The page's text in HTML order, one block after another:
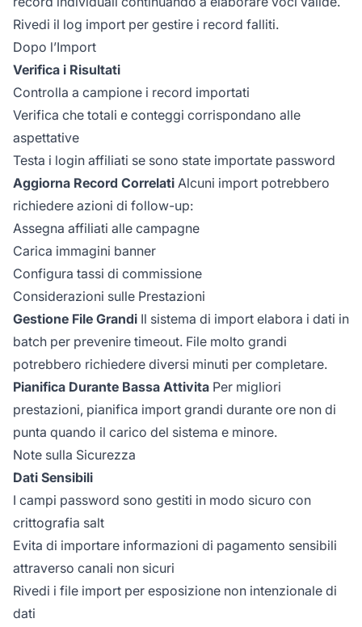
Rivedi il log import per gestire i record falliti.
Dopo l’Import
Verifica i Risultati
Controlla a campione i record importati
Verifica che totali e conteggi corrispondano alle
aspettative
Testa i login affiliati se sono state importate password
Aggiorna Record Correlati Alcuni import potrebbero
richiedere azioni di follow-up:
Assegna affiliati alle campagne
Carica immagini banner
Configura tassi di commissione
Considerazioni sulle Prestazioni
Gestione File Grandi Il sistema di import elabora i dati in
batch per prevenire timeout. File molto grandi
potrebbero richiedere diversi minuti per completare.
Pianifica Durante Bassa Attivita Per migliori
prestazioni, pianifica import grandi durante ore non di
punta quando il carico del sistema e minore.
Note sulla Sicurezza
Dati Sensibili
I campi password sono gestiti in modo sicuro con
crittografia salt
Evita di importare informazioni di pagamento sensibili
attraverso canali non sicuri
Rivedi i file import per esposizione non intenzionale di
dati